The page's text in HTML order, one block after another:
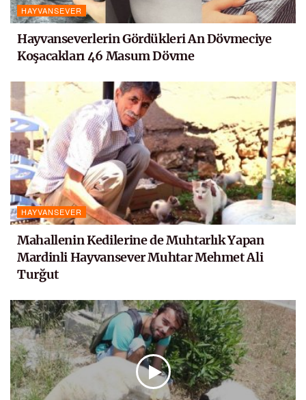
HAYVANSEVER
Hayvanseverlerin Gördükleri An Dövmeciye
Koşacakları 46 Masum Dövme
HAYVANSEVER
Mahallenin Kedilerine de Muhtarlık Yapan
Mardinli Hayvansever Muhtar Mehmet Ali
Turğut